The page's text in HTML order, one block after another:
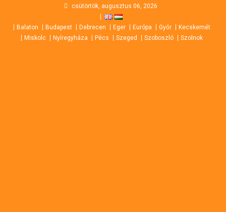
content
csütörtök, augusztus 06, 2026
Balaton Budapest Debrecen Eger Európa Győr
Kecskemét
Miskolc
Nyíregyháza Pécs Szeged Szoboszló Szolnok